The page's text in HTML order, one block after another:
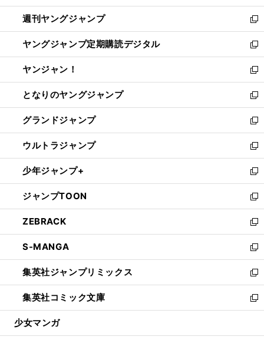
開
く
ウ
で
開
く
ン
ド
ウ
で
開
く
ウ
ィ
ン
ド
ウ
で
開
く
週刊ヤングジャンプ
新
し
い
ウ
ィ
ン
ド
ウ
で
開
く
ヤングジャンプ定期購読デジタル
新
し
い
ウ
ィ
ン
ド
ウ
で
開
く
ヤンジャン！
新
し
い
ウ
ィ
ン
ド
ウ
で
開
く
となりのヤングジャンプ
新
し
い
ウ
ィ
ン
ド
ウ
で
開
く
グランドジャンプ
新
し
い
ウ
ィ
ン
ド
ウ
で
開
く
ウルトラジャンプ
新
し
い
ウ
ィ
ン
ド
ウ
で
開
く
少年ジャンプ+
新
し
い
ウ
ィ
ン
ド
ウ
で
開
く
ジャンプTOON
新
し
い
ウ
ィ
ン
ド
ウ
で
開
ZEBRACK
新
し
い
ウ
ィ
ン
ド
ウ
開
S-MANGA
新
し
い
ウ
ィ
ン
ウ
集英社ジャンプリミックス
新
し
い
ウ
ン
集英社コミック文庫
新
し
ウ
少女マンガ